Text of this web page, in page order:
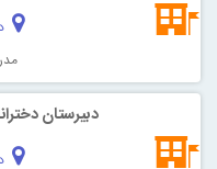
دبیرستان